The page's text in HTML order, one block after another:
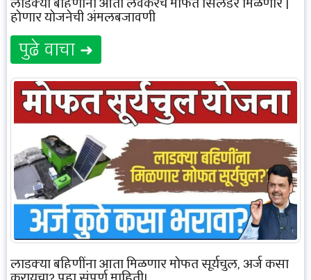
होणार योजनेची अंमलबजावणी
पुढे वाचा ➜
लाडक्या बहिणींना आता मिळणार मोफत सूर्यचुल, अर्ज कसा